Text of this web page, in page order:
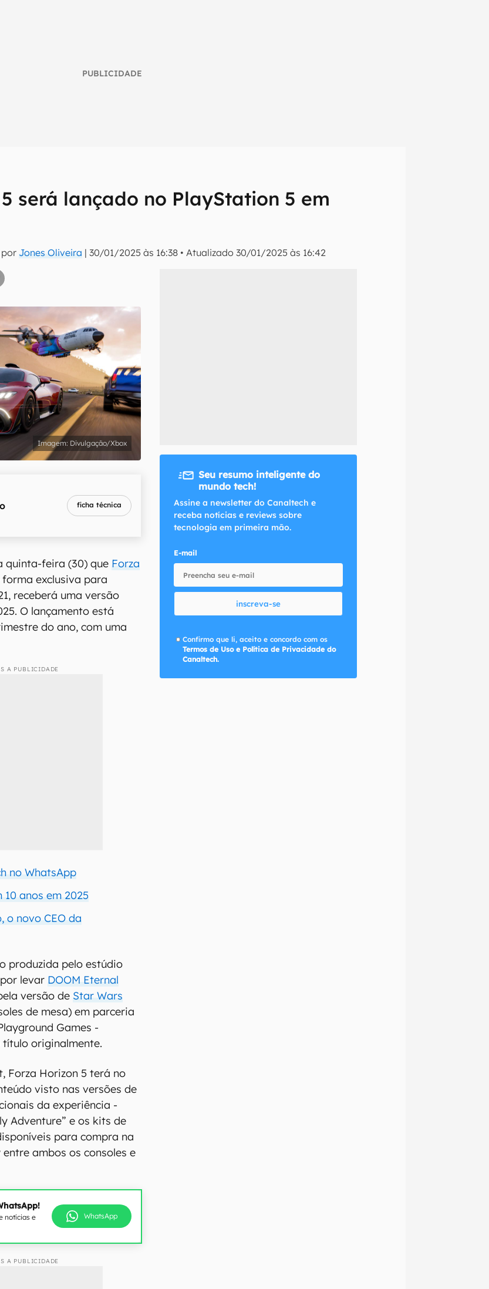
PUBLICIDADE
será lançado no PlayStation 5 em
por Jones Oliveira |30/01/2025 às 16:38 •Atualizado30/01/2025 às 16:42
do mundo tech!
e receba notícias e reviews sobre tecnologia em primeira
inscreva-se
com os Termos de Uso e Política de Privacidade do Canaltech.
Divulgação/Xbox
ficha técnica
quinta-feira (30) que Forza
exclusiva para
receberá uma versão
O lançamento está
do ano, com uma
A PUBLICIDADE
no WhatsApp
anos em 2025
o novo CEO da
produzida pelo estúdio
levar DOOM Eternal
versão de Star Wars
de mesa) em parceria
Games -
originalmente.
Forza Horizon 5 terá no
visto nas versões de
da experiência -
Adventure” e os kits de
para compra na
ambos os consoles e
notícias e
WhatsApp
A PUBLICIDADE
Seu resumo inteligente do
mundo tech!
Assine a newsletter do Canaltech e
receba notícias e reviews sobre
tecnologia em primeira mão.
E-mail
inscreva-se
Confirmo que li, aceito e concordo com os
Termos de Uso e Política de Privacidade do
Canaltech.